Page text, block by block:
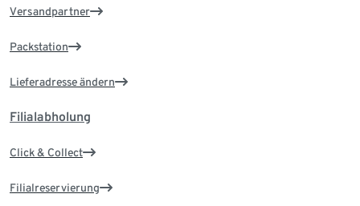
Versandpartner
Packstation
Lieferadresse ändern
Filialabholung
Click & Collect
Filialreservierung